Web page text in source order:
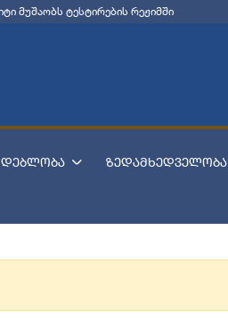
მუშაობს ტესტირების რეჟიმში
ზედამხედველობა